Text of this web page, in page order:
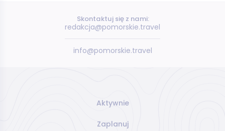
Skontaktuj się z nami:
redakcja@pomorskie.travel
info@pomorskie.travel
Aktywnie
Zaplanuj